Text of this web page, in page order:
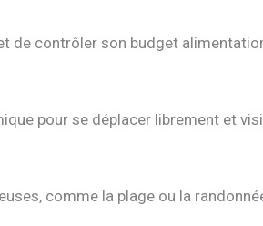
contrôler son budget
pour se déplacer librement et
comme la plage ou la